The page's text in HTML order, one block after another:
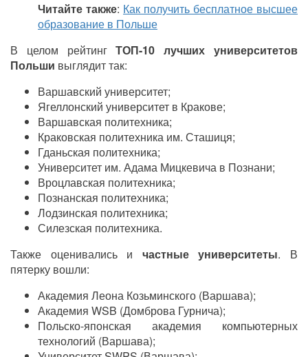
Читайте также: Как получить бесплатное высшее
образование в Польше
В целом рейтингТОП-10 лучших университетов
Польши выглядит так:
Варшавский университет;
Ягеллонский университет в Кракове;
Варшавская политехника;
Краковская политехника им. Сташиця;
Гданьская политехника;
Университет им. Адама Мицкевича в Познани;
Вроцлавская политехника;
Познанская политехника;
Лодзинская политехника;
Силезская политехника.
Также оценивались и частные университеты. В
пятерку вошли:
Академия Леона Козьминского (Варшава);
Академия WSB (Домброва Гурнича);
Польско-японская академия компьютерных
технологий (Варшава);